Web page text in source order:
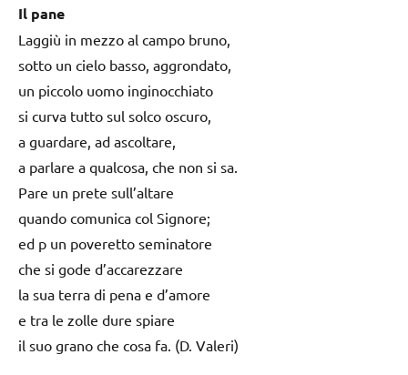
Il pane
Laggiù in mezzo al campo bruno,
sotto un cielo basso, aggrondato,
un piccolo uomo inginocchiato
si curva tutto sul solco oscuro,
a guardare, ad ascoltare,
a parlare a qualcosa, che non si sa.
Pare un prete sull’altare
quando comunica col Signore;
ed p un poveretto seminatore
che si gode d’accarezzare
la sua terra di pena e d’amore
e tra le zolle dure spiare
il suo grano che cosa fa. (D. Valeri)